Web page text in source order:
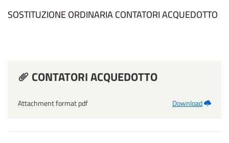
SOSTITUZIONE ORDINARIA CONTATORI ACQUEDOTTO
CONTATORI ACQUEDOTTO
Attachment format pdf Download